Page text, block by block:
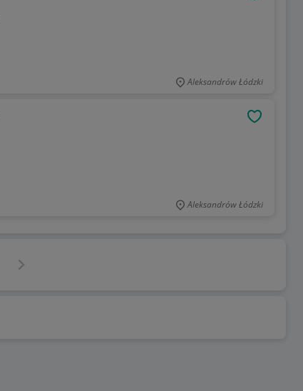
Aleksandrów Łódzki
Aleksandrów Łódzki
Następna strona